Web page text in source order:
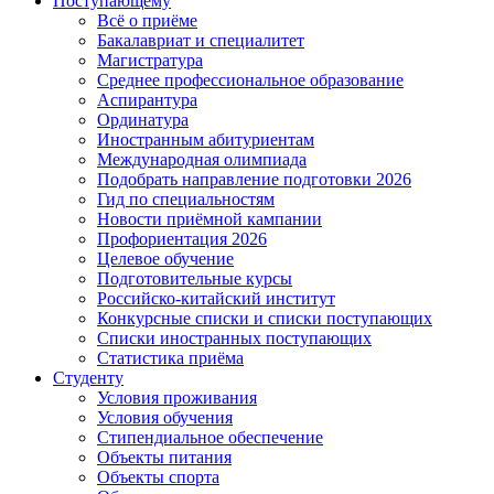
Всё о приёме
Бакалавриат и специалитет
Магистратура
Среднее профессиональное образование
Аспирантура
Ординатура
Иностранным абитуриентам
Международная олимпиада
Подобрать направление подготовки 2026
Гид по специальностям
Новости приёмной кампании
Профориентация 2026
Целевое обучение
Подготовительные курсы
Российско-китайский институт
Конкурсные списки и списки поступающих
Списки иностранных поступающих
Статистика приёма
Студенту
Условия проживания
Условия обучения
Стипендиальное обеспечение
Объекты питания
Объекты спорта